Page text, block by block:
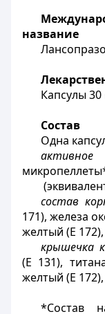
название
Капсулы 30
Состав
Одна
состав
171), железа
желтый (Е
крышечка
(Е 131),
желтый (Е
*Состав